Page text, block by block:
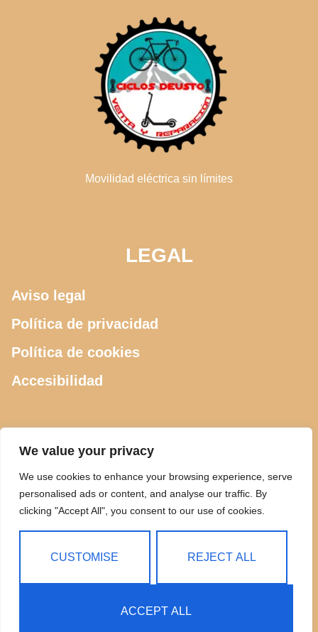
We value your privacy
We use cookies to enhance your browsing experience, serve
personalised ads or content, and analyse our traffic. By
clicking "Accept All", you consent to our use of cookies.
CUSTOMISE REJECT ALL
ACCEPT ALL
Movilidad eléctrica sin límites
LEGAL
Aviso legal
Política de privacidad
Política de cookies
Accesibilidad
CONTACTO
615 505 289
ciclosdeusto@gmail.com